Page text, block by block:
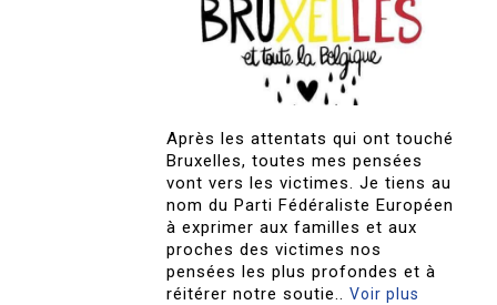
Après les attentats qui ont touché
Bruxelles, toutes mes pensées
vont vers les victimes. Je tiens au
nom du Parti Fédéraliste Européen
à exprimer aux familles et aux
proches des victimes nos
pensées les plus profondes et à
réitérer notre soutie..Voir plus